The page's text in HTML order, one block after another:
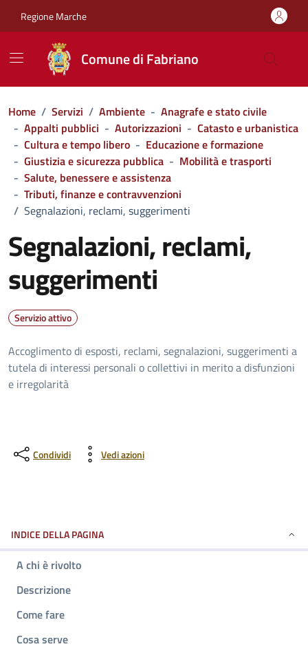
Regione Marche
Comune di Fabriano
Home / Servizi / Ambiente - Anagrafe e stato civile
- Appalti pubblici - Autorizzazioni - Catasto e urbanistica
- Cultura e tempo libero - Educazione e formazione
- Giustizia e sicurezza pubblica - Mobilità e trasporti
- Salute, benessere e assistenza
- Tributi, finanze e contravvenzioni
/ Segnalazioni, reclami, suggerimenti
Segnalazioni, reclami,
suggerimenti
Servizio attivo
Accoglimento di esposti, reclami, segnalazioni, suggerimenti a
tutela di interessi personali o collettivi in merito a disfunzioni
e irregolarità
Condividi Vedi azioni
INDICE DELLA PAGINA
A chi è rivolto
Descrizione
Come fare
Cosa serve